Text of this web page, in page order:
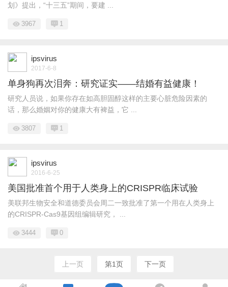
划》提出，“十三五”期间，要建 ...
3967 1
ipsvirus
2017-6-8
单身狗再次泪奔：研究证实——结婚有益健康！
研究人员说，如果你存在如高胆固醇这样的主要心脏危险因素的
话，那么婚姻对你的健康大有裨益，它 ...
3807 1
ipsvirus
2016-6-25
美国批准首个用于人类身上的CRISPR临床试验
美联邦生物安全和道德委员会周二一致批准了第一个用在人类身上
的CRISPR-Cas9基因组编辑研究， ...
3444 0
上一页 第1页 下一页